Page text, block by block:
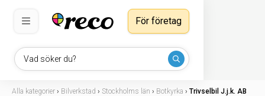
Vad söker du?
För företag
Alla kategorier › Bilverkstad › Stockholms län › Botkyrka › Trivselbil J.j.k. AB